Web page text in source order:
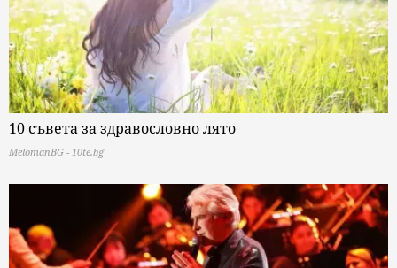
10 съвета за здравословно лято
MelomanBG - 10te.bg